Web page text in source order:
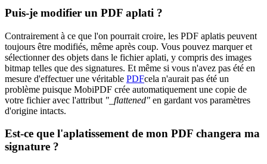
Puis-je modifier un PDF aplati ?
Contrairement à ce que l'on pourrait croire, les PDF aplatis peuvent
toujours être modifiés, même après coup. Vous pouvez marquer et
sélectionner des objets dans le fichier aplati, y compris des images
bitmap telles que des signatures. Et même si vous n'avez pas été en
mesure d'effectuer une véritable PDFcela n'aurait pas été un
problème puisque MobiPDF crée automatiquement une copie de
votre fichier avec l'attribut "_flattened" en gardant vos paramètres
d'origine intacts.
Est-ce que l'aplatissement de mon PDF changera ma
signature ?